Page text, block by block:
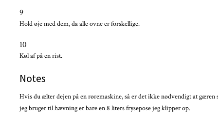
9
Hold øje med dem, da alle ovne er forskellige.
10
Køl af på en rist.
Notes
Hvis du ælter dejen på en røremaskine, så er det ikke nødvendigt at
jeg bruger til hævning er bare en 8 liters frysepose jeg klipper op.